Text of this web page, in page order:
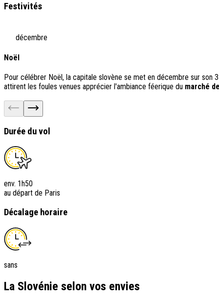
Festivités
décembre
Noël
Pour célébrer Noël, la capitale slovène se met en décembre sur son
attirent les foules venues apprécier l'ambiance féerique du marché
Durée du vol
env. 1h50
au départ de Paris
Décalage horaire
sans
La Slovénie selon vos envies